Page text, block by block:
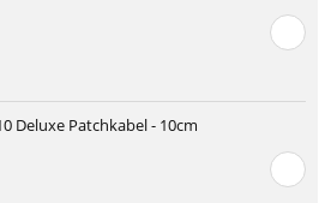
Deluxe Patchkabel - 10cm